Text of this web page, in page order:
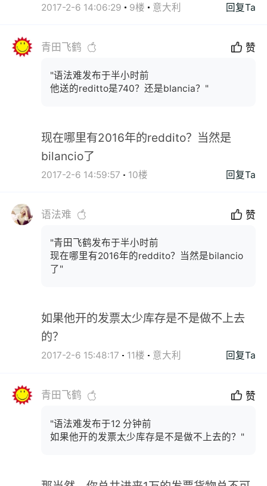
2017-2-6 14:06:29 9楼 意大利 回复Ta
青田飞鹤 赞
"语法难发布于半小时前
他送的reditto是740？还是blancia？"
现在哪里有2016年的reddito？当然是
bilancio了
2017-2-6 14:59:57 10楼 回复Ta
语法难 赞
"青田飞鹤发布于半小时前
现在哪里有2016年的reddito？当然是bilancio
了"
如果他开的发票太少库存是不是做不上去
的？
2017-2-6 15:48:17 11楼 意大利 回复Ta
青田飞鹤 赞
"语法难发布于12 分钟前
如果他开的发票太少库存是不是做不上去的？"